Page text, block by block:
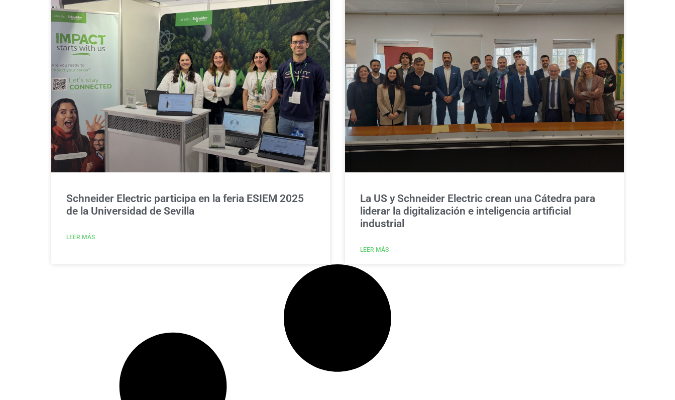
Schneider Electric participa en la feria ESIEM 2025
de la Universidad de Sevilla
LEER MÁS
La US y Schneider Electric crean una Cátedra para
liderar la digitalización e inteligencia artificial
industrial
LEER MÁS